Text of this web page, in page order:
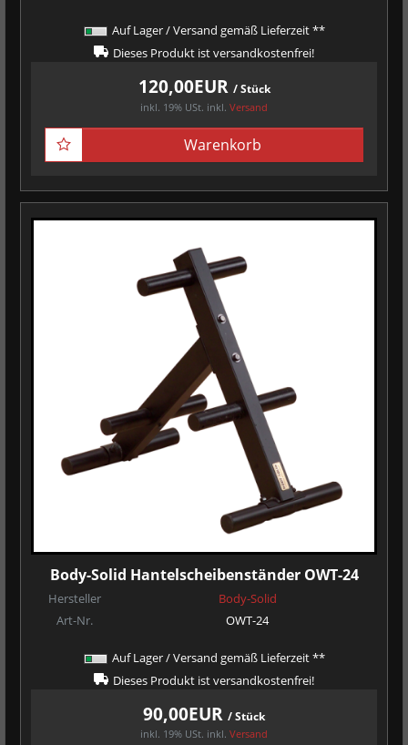
Auf Lager / Versand gemäß Lieferzeit **
Dieses Produkt ist versandkostenfrei!
120,00EUR / Stück
inkl. 19% USt. inkl. Versand
Warenkorb
Body-Solid Hantelscheibenständer OWT-24
Hersteller
Body-Solid
Art-Nr.
OWT-24
Auf Lager / Versand gemäß Lieferzeit **
Dieses Produkt ist versandkostenfrei!
90,00EUR / Stück
inkl. 19% USt. inkl. Versand